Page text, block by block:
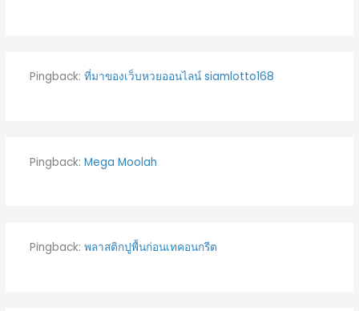
Pingback: ที่มาของเว็บหวยออนไลน์ siamlotto168
Pingback: Mega Moolah
Pingback: พลาสติกปูพื้นก่อนเทคอนกรีต